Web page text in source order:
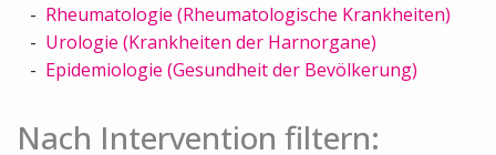
Rheumatologie (Rheumatologische Krankheiten)
Urologie (Krankheiten der Harnorgane)
Epidemiologie (Gesundheit der Bevölkerung)
Nach Intervention filtern: